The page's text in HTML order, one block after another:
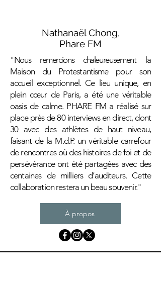
Nathanaël Chong,
Phare FM
"Nous remercions chaleureusementla
Maison du Protestantisme pour son
accueil exceptionnel. Ce lieu unique, en
plein cœur de Paris, a été une véritable
oasis de calme. PHARE FM a réalisé sur
place près de 80 interviews en direct, dont
30 avec des athlètes de haut niveau,
faisant de la M.d.P. un véritable carrefour
de rencontres où des histoires de foi et de
persévérance ont été partagées avec des
centaines de milliers d’auditeurs. Cette
collaboration restera un beau souvenir."
À propos